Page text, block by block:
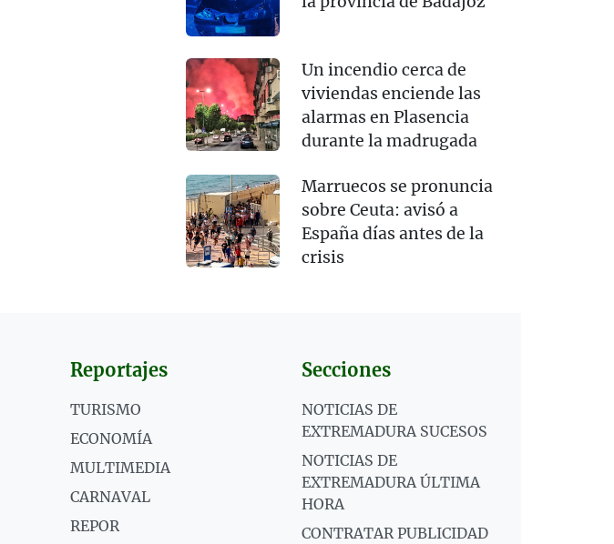
Un incendio cerca de
viviendas enciende las
alarmas en Plasencia
durante la madrugada
Marruecos se pronuncia
sobre Ceuta: avisó a
España días antes de la
crisis
Reportajes
TURISMO
ECONOMÍA
MULTIMEDIA
CARNAVAL
REPOR
Secciones
NOTICIAS DE
EXTREMADURA SUCESOS
NOTICIAS DE
EXTREMADURA ÚLTIMA
HORA
CONTRATAR PUBLICIDAD